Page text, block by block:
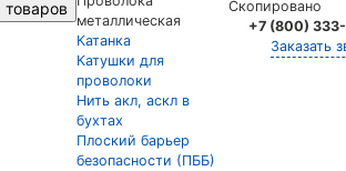
товаров
металлическая
Катанка
Катушки для
проволоки
Нить акл, аскл в
бухтах
Плоский барьер
безопасности (ПББ)
Скопировано
+7 (800)
Заказать